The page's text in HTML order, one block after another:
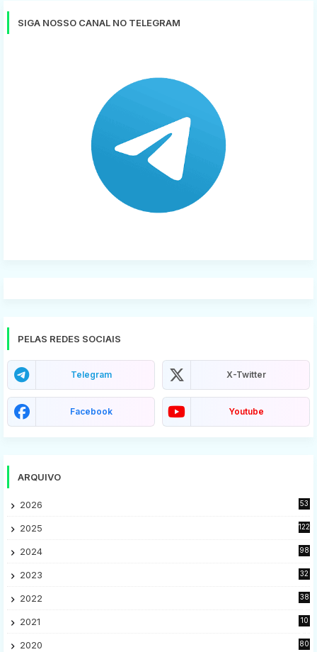
SIGA NOSSO CANAL NO TELEGRAM
PELAS REDES SOCIAIS
Telegram X-Twitter
Facebook Youtube
ARQUIVO
2026 53
2025 122
2024 98
2023
32
2022
38
2021
10
2020
80